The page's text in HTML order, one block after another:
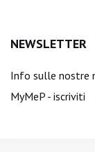
NEWSLETTER
Info sulle nostre
MyMeP - iscriviti